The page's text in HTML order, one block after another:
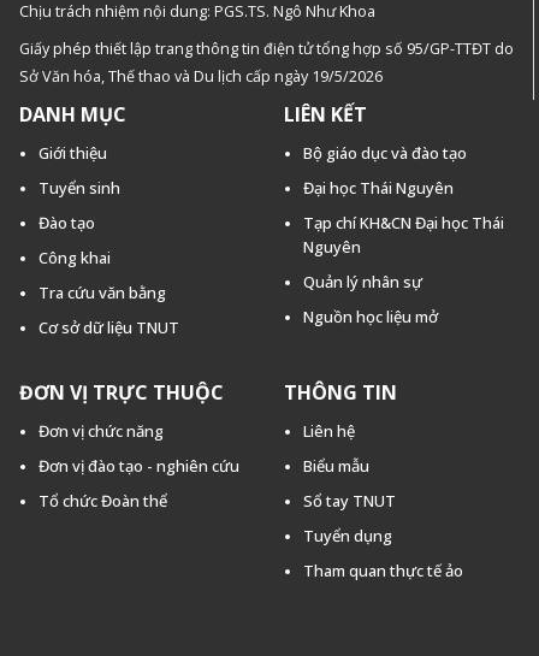
Chịu trách nhiệm nội dung: PGS.TS. Ngô Như Khoa
Giấy phép thiết lập trang thông tin điện tử tổng hợp số 95/GP-TTĐT do
Sở Văn hóa, Thế thao và Du lịch cấp ngày 19/5/2026
DANH MỤC
Giới thiệu
Tuyển sinh
Đào tạo
Công khai
Tra cứu văn bằng
Cơ sở dữ liệu TNUT
LIÊN KẾT
Bộ giáo dục và đào tạo
Đại học Thái Nguyên
Tạp chí KH&CN Đại học Thái
Nguyên
Quản lý nhân sự
Nguồn học liệu mở
ĐƠN VỊ TRỰC THUỘC
Đơn vị chức năng
Đơn vị đào tạo - nghiên cứu
Tổ chức Đoàn thể
THÔNG TIN
Liên hệ
Biểu mẫu
Sổ tay TNUT
Tuyển dụng
Tham quan thực tế ảo